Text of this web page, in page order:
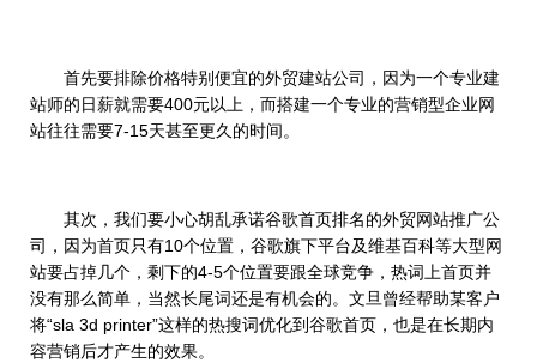
首先要排除价格特别便宜的外贸建站公司，因为一个专业建
站师的日薪就需要400元以上，而搭建一个专业的营销型企业网
站往往需要7-15天甚至更久的时间。
其次，我们要小心胡乱承诺谷歌首页排名的外贸网站推广公
司，因为首页只有10个位置，谷歌旗下平台及维基百科等大型网
站要占掉几个，剩下的4-5个位置要跟全球竞争，热词上首页并
没有那么简单，当然长尾词还是有机会的。文旦曾经帮助某客户
将“sla 3d printer”这样的热搜词优化到谷歌首页，也是在长期内
容营销后才产生的效果。